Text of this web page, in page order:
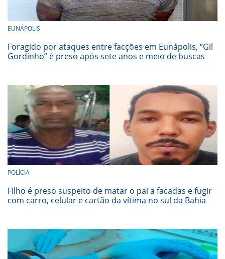
EUNÁPOLIS
Foragido por ataques entre facções em Eunápolis, “Gil
Gordinho” é preso após sete anos e meio de buscas
POLÍCIA
Filho é preso suspeito de matar o pai a facadas e fugir
com carro, celular e cartão da vítima no sul da Bahia